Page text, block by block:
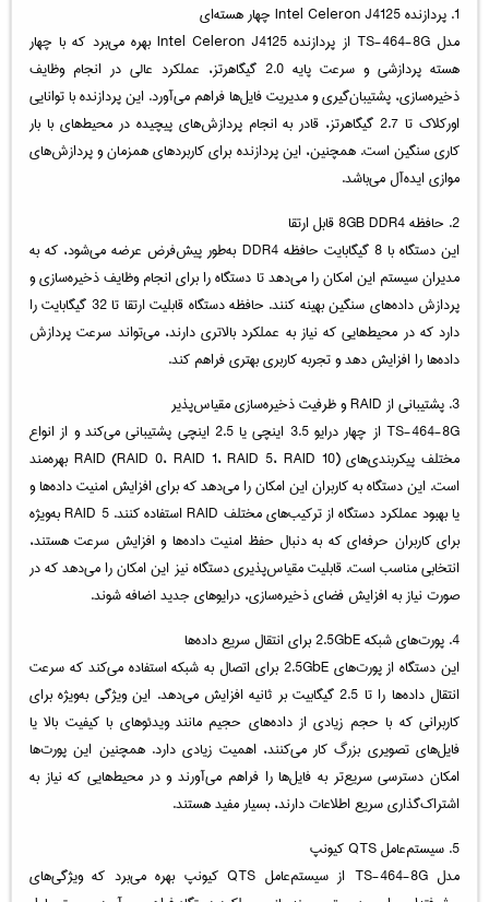
1. پردازنده Intel Celeron J4125 چهار هسته‌ای
مدل TS-464-8G از پردازنده Intel Celeron J4125 بهره می‌برد که با چهار
هسته پردازشی و سرعت پایه 2.0 گیگاهرتز، عملکرد عالی در انجام وظایف
ذخیره‌سازی، پشتیبان‌گیری و مدیریت فایل‌ها فراهم می‌آورد. این پردازنده با توانایی
اورکلاک تا 2.7 گیگاهرتز، قادر به انجام پردازش‌های پیچیده در محیط‌های با بار
کاری سنگین است. همچنین، این پردازنده برای کاربردهای همزمان و پردازش‌های
موازی ایده‌آل می‌باشد.
2. حافظه 8GB DDR4 قابل ارتقا
این دستگاه با 8 گیگابایت حافظه DDR4 به‌طور پیش‌فرض عرضه می‌شود، که به
مدیران سیستم این امکان را می‌دهد تا دستگاه را برای انجام وظایف ذخیره‌سازی و
پردازش داده‌های سنگین بهینه کنند. حافظه دستگاه قابلیت ارتقا تا 32 گیگابایت را
دارد که در محیط‌هایی که نیاز به عملکرد بالاتری دارند، می‌تواند سرعت پردازش
داده‌ها را افزایش دهد و تجربه کاربری بهتری فراهم کند.
3. پشتیبانی از RAID و ظرفیت ذخیره‌سازی مقیاس‌پذیر
TS-464-8G از چهار درایو 3.5 اینچی یا 2.5 اینچی پشتیبانی می‌کند و از انواع
مختلف پیکربندی‌های RAID (RAID 0، RAID 1، RAID 5، RAID 10) بهره‌مند
است. این دستگاه به کاربران این امکان را می‌دهد که برای افزایش امنیت داده‌ها و
یا بهبود عملکرد دستگاه از ترکیب‌های مختلف RAID استفاده کنند. RAID 5 به‌ویژه
برای کاربران حرفه‌ای که به دنبال حفظ امنیت داده‌ها و افزایش سرعت هستند،
انتخابی مناسب است. قابلیت مقیاس‌پذیری دستگاه نیز این امکان را می‌دهد که در
صورت نیاز به افزایش فضای ذخیره‌سازی، درایوهای جدید اضافه شوند.
4. پورت‌های شبکه 2.5GbE برای انتقال سریع داده‌ها
این دستگاه از پورت‌های 2.5GbE برای اتصال به شبکه استفاده می‌کند که سرعت
انتقال داده‌ها را تا 2.5 گیگابیت بر ثانیه افزایش می‌دهد. این ویژگی به‌ویژه برای
کاربرانی که با حجم زیادی از داده‌های حجیم مانند ویدئوهای با کیفیت بالا یا
فایل‌های تصویری بزرگ کار می‌کنند، اهمیت زیادی دارد. همچنین این پورت‌ها
امکان دسترسی سریع‌تر به فایل‌ها را فراهم می‌آورند و در محیط‌هایی که نیاز به
اشتراک‌گذاری سریع اطلاعات دارند، بسیار مفید هستند.
5. سیستم‌عامل QTS کیونپ
مدل TS-464-8G از سیستم‌عامل QTS کیونپ بهره می‌برد که ویژگی‌های